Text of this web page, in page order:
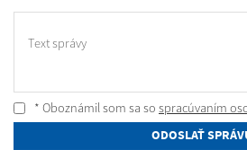
Text správy
* Oboznámil som sa so spracúvaním
ODOSLAŤ